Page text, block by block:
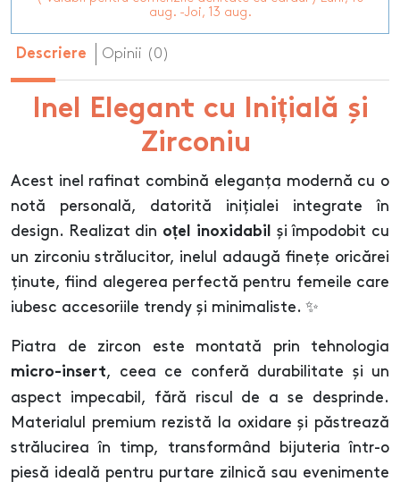
aug. -Joi, 13 aug.
Descriere Opinii (0)
Inel Elegant cu Inițială și
Zirconiu
Acest inel rafinat combină eleganța modernă cu o
notă personală, datorită inițialei integrate în
design. Realizat din oțel inoxidabil
și împodobit cu
un zirconiu strălucitor, inelul adaugă finețe oricărei
ținute, fiind alegerea perfectă pentru femeile care
iubesc accesoriile trendy și minimaliste. ✨
Piatra de zircon este montată prin tehnologia
micro-insert, ceea ce conferă durabilitate și un
aspect impecabil, fără riscul de a se desprinde.
Materialul premium rezistă la oxidare și păstrează
strălucirea în timp, transformând bijuteria într-o
piesă ideală pentru purtare zilnică sau evenimente